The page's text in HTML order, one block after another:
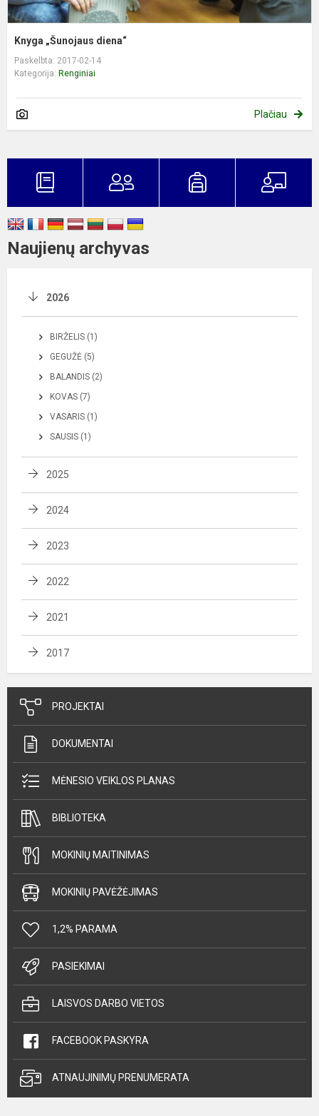
Knyga „Šunojaus diena“
Paskelbta: 2017-02-14
Kategorija: Renginiai
Plačiau
Naujienų archyvas
2026
BIRŽELIS (1)
GEGUŽĖ (5)
BALANDIS (2)
KOVAS (7)
VASARIS (1)
SAUSIS (1)
2025
2024
2023
2022
2021
2017
PROJEKTAI
DOKUMENTAI
MĖNESIO VEIKLOS PLANAS
BIBLIOTEKA
MOKINIŲ MAITINIMAS
MOKINIŲ PAVĖŽĖJIMAS
1,2% PARAMA
PASIEKIMAI
LAISVOS DARBO VIETOS
FACEBOOK PASKYRA
ATNAUJINIMŲ PRENUMERATA